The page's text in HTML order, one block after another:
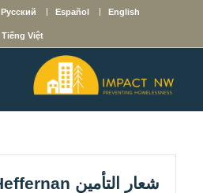
English
Español
Русский
Tiếng Việt
شعار التأمين Heffernan